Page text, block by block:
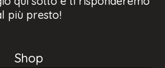
più presto!
Shop